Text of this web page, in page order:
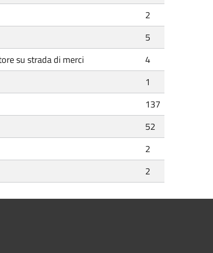
2
5
su strada di merci
4
1
137
52
2
2